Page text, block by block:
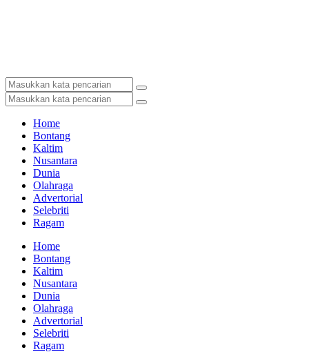
Home
Bontang
Kaltim
Nusantara
Dunia
Olahraga
Advertorial
Selebriti
Ragam
Home
Bontang
Kaltim
Nusantara
Dunia
Olahraga
Advertorial
Selebriti
Ragam